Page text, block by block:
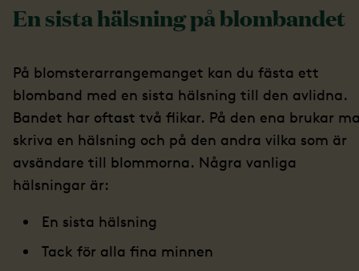
En sista hälsning på blombandet
På blomsterarrangemanget kan du fästa ett
blomband med en sista hälsning till den avlidna.
Bandet har oftast två flikar. På den ena brukar
skriva en hälsning och på den andra vilka som är
avsändare till blommorna. Några vanliga
hälsningar är:
En sista hälsning
Tack för alla fina minnen